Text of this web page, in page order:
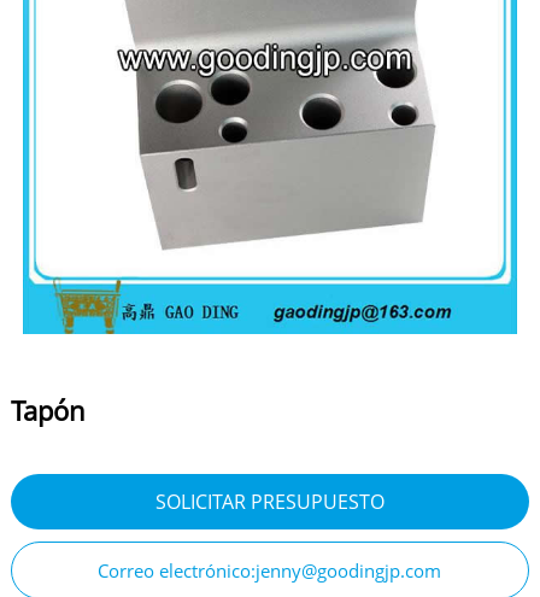
Tapón
SOLICITAR PRESUPUESTO
Correo electrónico:jenny@goodingjp.com